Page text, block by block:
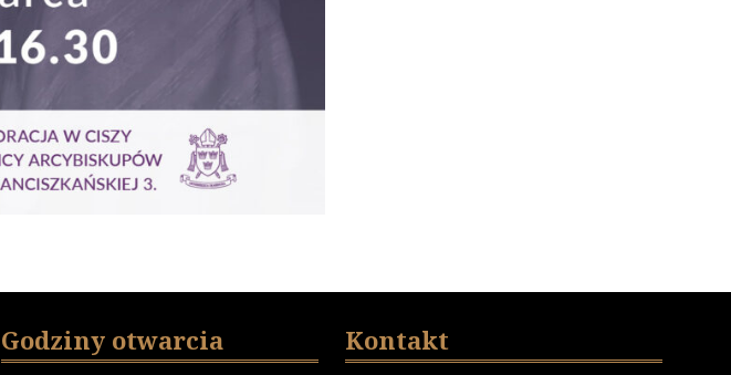
Godziny otwarcia Kontakt